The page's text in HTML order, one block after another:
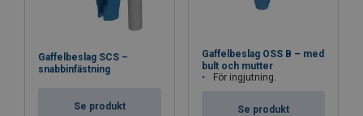
Gaffelbeslag SCS –
snabbinfästning
Se produkt
Gaffelbeslag OSS B – med
bult och mutter
För ingjutning.
Se produkt